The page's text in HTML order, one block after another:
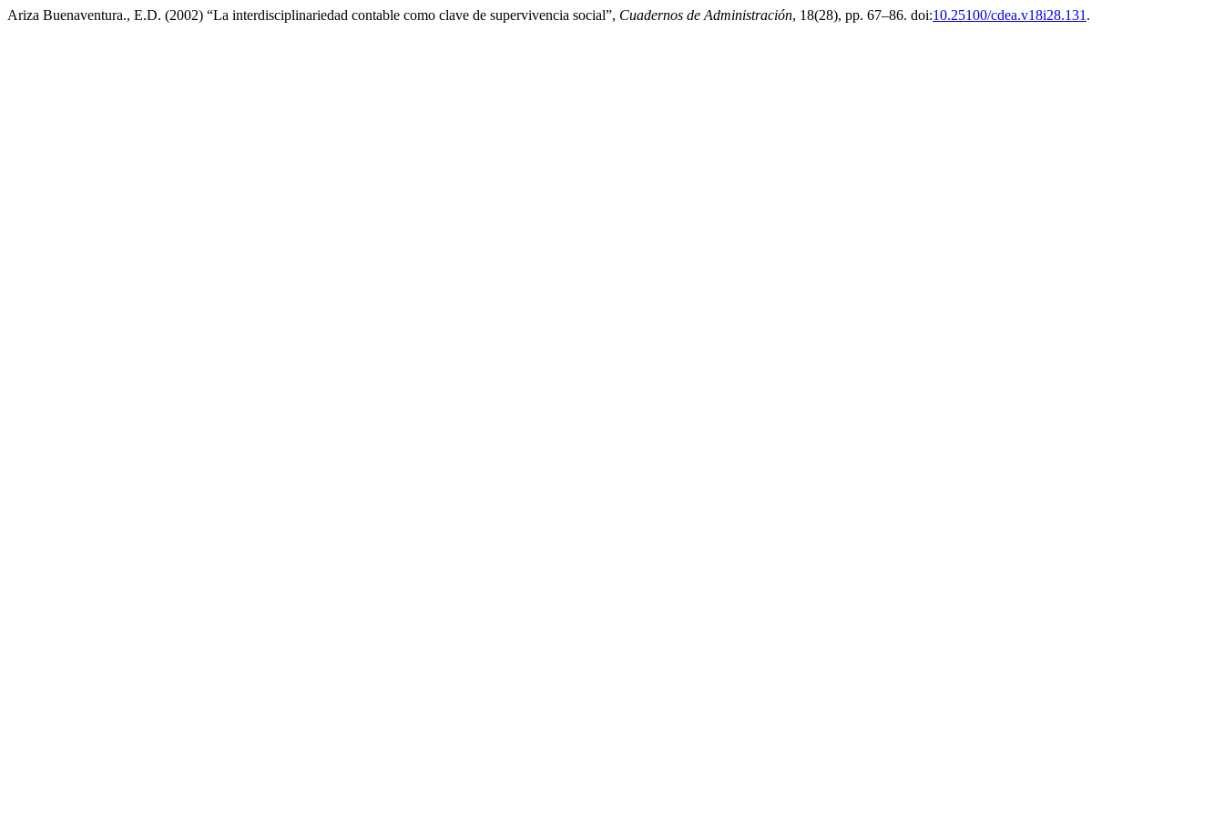
Ariza Buenaventura., E.D. (2002) “La interdisciplinariedad contable como clave de supervivencia social”, Cuadernos de Administración, 18(28), pp. 67–86. doi:10.25100/cdea.v18i28.131 .